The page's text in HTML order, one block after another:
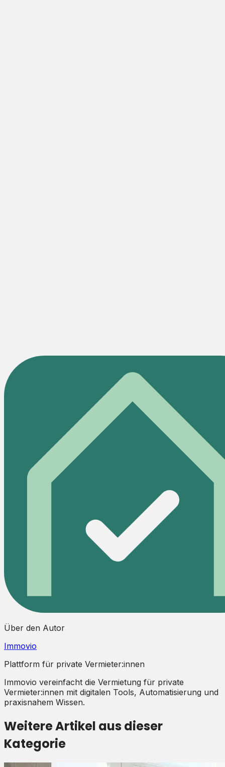
Über den Autor
Immovio
Plattform für private Vermieter:innen
Immovio vereinfacht die Vermietung für private
Vermieter:innen mit digitalen Tools, Automatisierung und
praxisnahem Wissen.
Weitere Artikel aus dieser
Kategorie